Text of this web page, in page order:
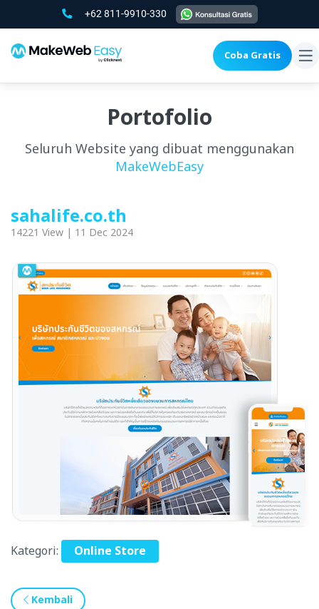
+62 811-9910-330
Coba Gratis
Portofolio
Seluruh Website yang dibuat menggunakan
MakeWebEasy
sahalife.co.th
14221 View | 11 Dec 2024
Kategori: Online Store
Kembali